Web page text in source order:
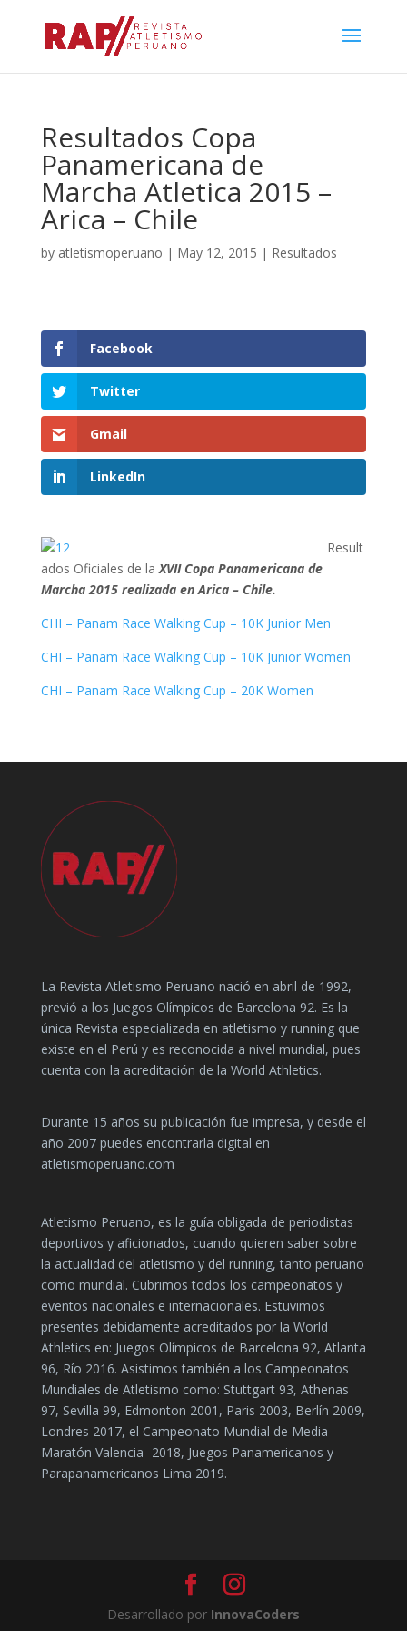
Resultados Copa
Panamericana de
Marcha Atletica 2015 –
Arica – Chile
by atletismoperuano | May 12, 2015 | Resultados
Facebook
Twitter
Gmail
LinkedIn
Result
ados Oficiales de laXVII Copa Panamericana de
Marcha 2015 realizada en Arica – Chile.
CHI – Panam Race Walking Cup – 10K Junior Men
CHI – Panam Race Walking Cup – 10K Junior Women
CHI – Panam Race Walking Cup – 20K Women
La Revista Atletismo Peruano nació en abril de 1992,
previó a los Juegos Olímpicos de Barcelona 92. Es la
única Revista especializada en atletismo y running que
existe en el Perú y es reconocida a nivel mundial, pues
cuenta con la acreditación de la World Athletics.
Durante 15 años su publicación fue impresa, y desde el
año 2007 puedes encontrarla digital en
atletismoperuano.com
Atletismo Peruano, es la guía obligada de periodistas
deportivos y aficionados, cuando quieren saber sobre
la actualidad del atletismo y del running, tanto peruano
como mundial. Cubrimos todos los campeonatos y
eventos nacionales e internacionales. Estuvimos
presentes debidamente acreditados por la World
Athletics en: Juegos Olímpicos de Barcelona 92, Atlanta
96, Río 2016. Asistimos también a los Campeonatos
Mundiales de Atletismo como: Stuttgart 93, Athenas
97, Sevilla 99, Edmonton 2001, Paris 2003, Berlín 2009,
Londres 2017, el Campeonato Mundial de Media
Maratón Valencia- 2018, Juegos Panamericanos y
Parapanamericanos Lima 2019.
Desarrollado por InnovaCoders